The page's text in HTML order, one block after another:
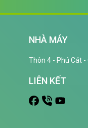
NHÀ MÁY
Thôn 4 - Phú Cát -
LIÊN KẾT